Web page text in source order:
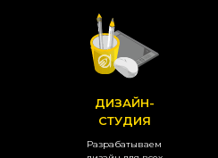
Разрабатываем
ДИЗАЙН-
СТУДИЯ